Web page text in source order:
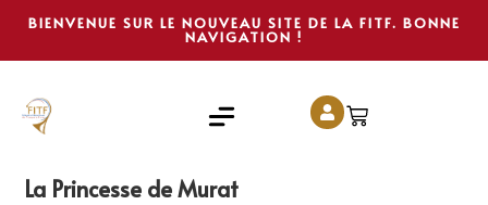
BIENVENUE SUR LE NOUVEAU SITE DE LA FITF. BONNE
NAVIGATION !
La Princesse de Murat